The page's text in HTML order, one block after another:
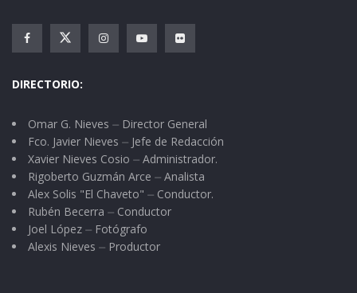
DIRECTORIO:
Omar G. Nieves ⏤ Director General
Fco. Javier Nieves ⏤ Jefe de Redacción
Xavier Nieves Cosio ⏤ Administrador.
Rigoberto Guzmán Arce ⏤ Analista
Alex Solis "El Chaveto" ⏤ Conductor.
Rubén Becerra ⏤ Conductor
Joel López ⏤ Fotógrafo
Alexis Nieves ⏤ Productor